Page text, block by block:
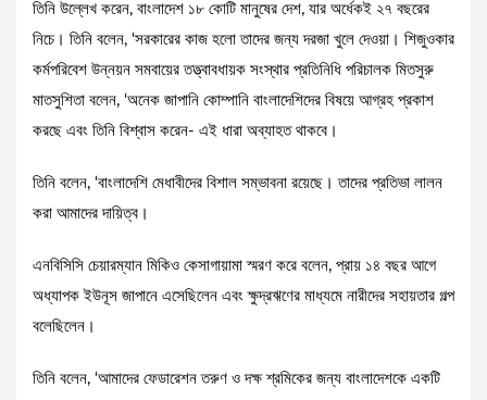
তিনি উল্লেখ করেন, বাংলাদেশ ১৮ কোটি মানুষের দেশ, যার অর্ধেকই ২৭ বছরের
নিচে। তিনি বলেন, ‘সরকারের কাজ হলো তাদের জন্য দরজা খুলে দেওয়া। শিজুওকার
কর্মপরিবেশ উন্নয়ন সমবায়ের তত্ত্বাবধায়ক সংস্থার প্রতিনিধি পরিচালক মিতসুরু
মাতসুশিতা বলেন, ‘অনেক জাপানি কোম্পানি বাংলাদেশিদের বিষয়ে আগ্রহ প্রকাশ
করছে এবং তিনি বিশ্বাস করেন- এই ধারা অব্যাহত থাকবে।
তিনি বলেন, ‘বাংলাদেশি মেধাবীদের বিশাল সম্ভাবনা রয়েছে। তাদের প্রতিভা লালন
করা আমাদের দায়িত্ব।
এনবিসিসি চেয়ারম্যান মিকিও কেসাগায়ামা স্মরণ করে বলেন, প্রায় ১৪ বছর আগে
অধ্যাপক ইউনূস জাপানে এসেছিলেন এবং ক্ষুদ্রঋণের মাধ্যমে নারীদের সহায়তার গল্প
বলেছিলেন।
তিনি বলেন, ‘আমাদের ফেডারেশন তরুণ ও দক্ষ শ্রমিকের জন্য বাংলাদেশকে একটি